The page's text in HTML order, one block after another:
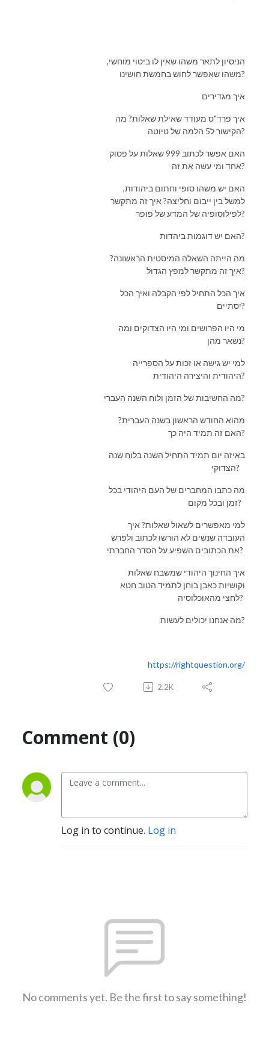
הניסיון לתאר משהו שאין לו ביטוי מוחשי,
משהו שאפשר לחוש בחמשת חושינו?
איך מגדירים
איך פרד"ס מעודד שאילת שאלות? מה
הקישור ל5 הלמה של טיוטה?
האם אפשר לכתוב 999 שאלות על פסוק
אחד ומי עשה את זה?
האם יש משהו סופי וחתום ביהודות,
למשל בין ייבום וחליצה? איך זה מתקשר
לפילוסופיה של המדע של פופר?
האם יש דוגמות ביהדות?
מה הייתה השאלה המיסטית הראשונה?
איך זה מתקשר למפץ הגדול?
איך הכל התחיל לפי הקבלה ואיך הכל
יסתיים?
מי היו הפרושים ומי היו הצדוקים ומה
נשאר מהן?
למי יש גישה או זכות על הספרייה
היהודית והיצירה היהודית?
מה החשיבות של הזמן ולוח השנה העברי?
מהוא החודש הראשון בשנה העברית?
האם זה תמיד היה כך?
הצדוקי?
מה כתבו המחברים של העם היהודי בכל
זמן ובכל מקום?
למי מאפשרים לשאול שאלות? איך
העובדה שנשים לא הורשו לכתוב ולפרש
את הכתובים השפיע על הסדר החברתי?
איך החינוך היהודי שמשבח שאלות
וקושיות כאבן בוחן לתמיד הטוב חטא
לחצי מהאוכלוסיה?
מה אנחנו יכולים לעשות?
https://rightquestion.org/
2.2K
Comment (0)
Log in to continue. Log in
No comments yet. Be the first to say something!